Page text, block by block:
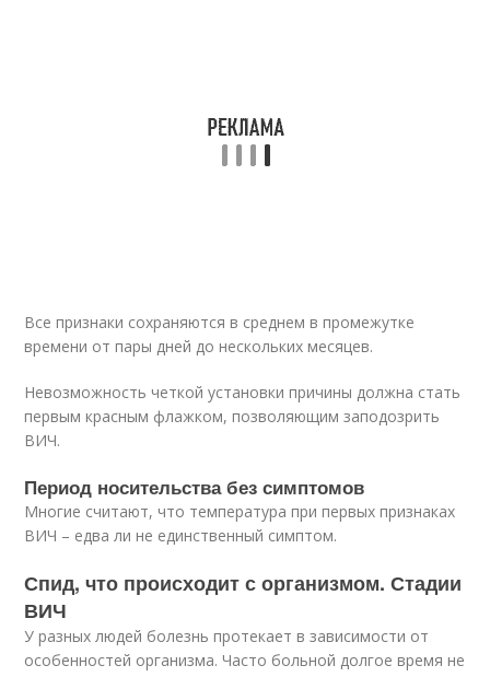
Все признаки сохраняются в среднем в промежутке
времени от пары дней до нескольких месяцев.
Невозможность четкой установки причины должна стать
первым красным флажком, позволяющим заподозрить
ВИЧ.
Период носительства без симптомов
Многие считают, что температура при первых признаках
ВИЧ – едва ли не единственный симптом.
Спид, что происходит с организмом. Стадии
ВИЧ
У разных людей болезнь протекает в зависимости от
особенностей организма. Часто больной долгое время не